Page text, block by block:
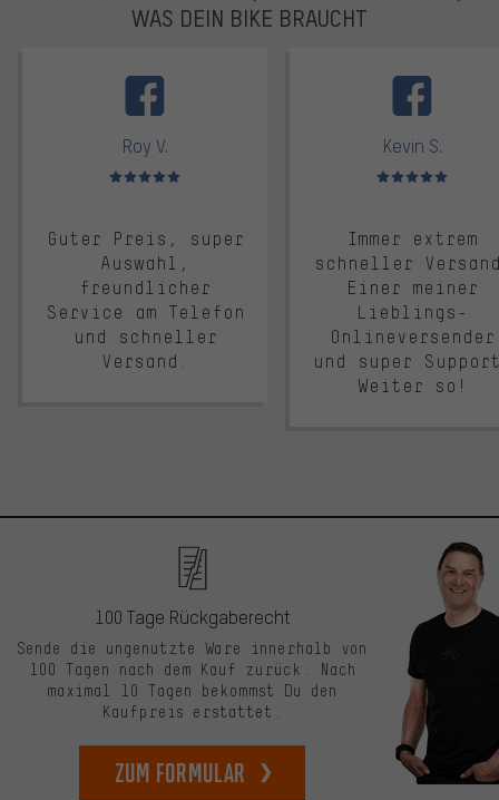
WAS DEIN BIKE BRAUCHT
Roy V.
Bewertungen: 5 von 5
Guter Preis, super
Auswahl,
freundlicher
Service am Telefon
und schneller
Versand.
Kevin S.
Bewertungen: 5 von 5
Immer extrem
schneller
Einer meiner
Lieblings-
Onlineversender
und super
Weiter so!
100 Tage Rückgaberecht
Sende die ungenutzte Ware innerhalb von
100 Tagen nach dem Kauf zurück. Nach
maximal 10 Tagen bekommst Du den
Kaufpreis erstattet.
zum Formular